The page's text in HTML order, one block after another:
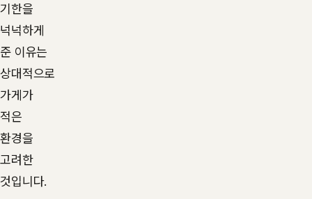
기한을
넉넉하게
준 이유는
상대적으로
가게가
적은
환경을
고려한
것입니다.